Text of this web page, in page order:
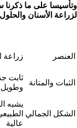
وتأسيسا على ما ذكرنا
لزراعة الأسنان والحلول
العنصر زراعة
الثبات والمتانة
ثابت
وطويل
الشكل الجمالي
يشبه
عالية